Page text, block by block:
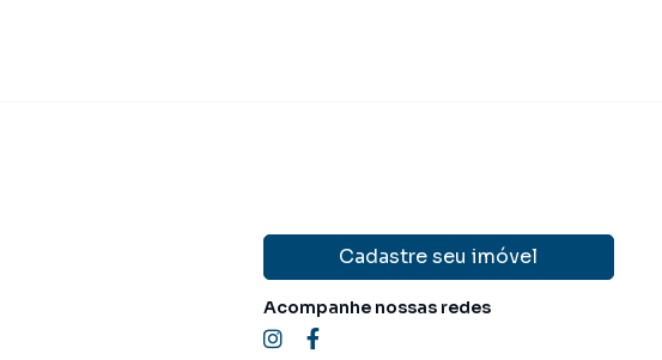
Cadastre seu imóvel
Acompanhe nossas redes